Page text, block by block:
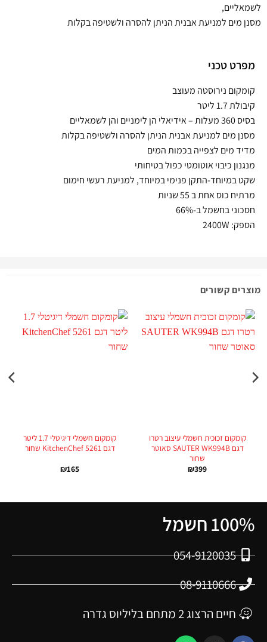
לשמאליים,
מסנן מים למניעת אבנית הניתן להסרה ולשטיפה בקלות
מפרט טכני
קומקום נירוסטה מעוצב
קיבולת 1.7 ליטר
בסיס 360 מעלות – אידיאלי הן לימניים והן לשמאליים
מסנן מים למניעת אבנית הניתן להסרה ולשטיפה בקלות
מדיד מים לצפייה בכמות המים
מנגנון כיבוי אוטומטי כפול בטיחותי
שקט במיוחד-התקן פנימי במיוחד, למניעת רעשי חימום
מרתיח כוס אחת ב 55 שניות
חסכוני בחשמל ב-66%
הספק: 2400W
מוצרים קשורים
קומקום זכוכית חשמלי עיצוב רטרו
דגם SAUTER WK994B סאוטר
שחור
₪399
קומקום חשמלי דיגיטלי 1.7 ליטר
דגם KitchenChef 5261 שחור
₪165
100% חשמל
054-9120035
08-9110666
חיים הרצוג 2 מתחם בליליוס גדרה